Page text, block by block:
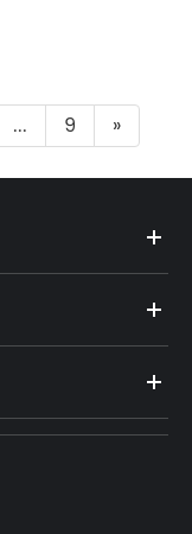
... 9 »